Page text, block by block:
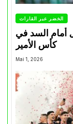
الخضر عبر القارات
أمام السد في
كأس الأمير
Mai 1, 2026